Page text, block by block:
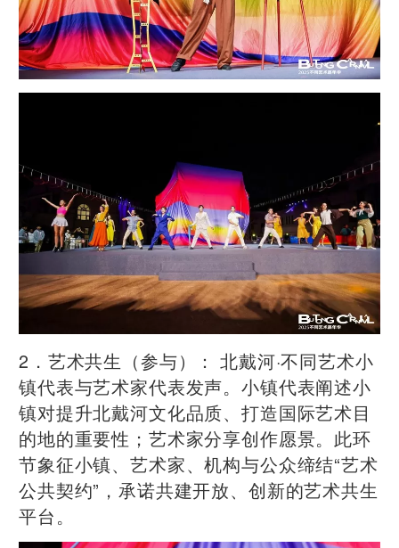
2．艺术共生（参与）： 北戴河·不同艺术小
镇代表与艺术家代表发声。小镇代表阐述小
镇对提升北戴河文化品质、打造国际艺术目
的地的重要性；艺术家分享创作愿景。此环
节象征小镇、艺术家、机构与公众缔结“艺术
公共契约”，承诺共建开放、创新的艺术共生
平台。